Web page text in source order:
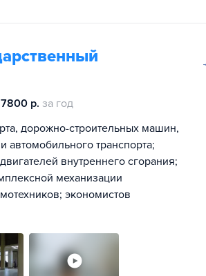
р. за год
дорожно-строительных машин,
автомобильного транспорта;
внутреннего сгорания;
механизации
экономистов